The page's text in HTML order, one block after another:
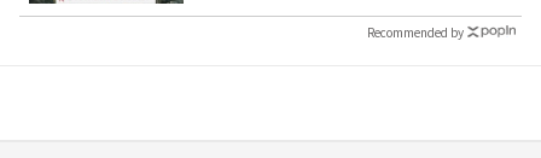
Recommended by